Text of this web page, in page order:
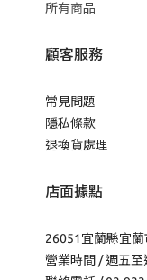
所有商品
顧客服務
常見問題
隱私條款
退換貨處理
店面據點
26051宜蘭縣宜
營業時間 / 週五